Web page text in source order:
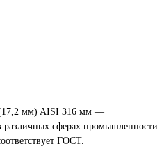
(17,2 мм) AISI 316 мм —
различных сферах промышленности
ГОСТ.